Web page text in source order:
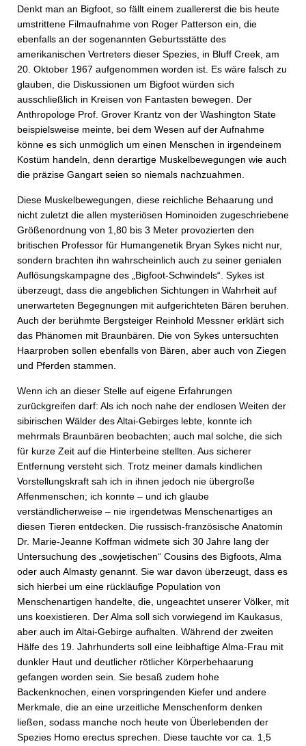
Denkt man an Bigfoot, so fällt einem zuallererst die bis heute
umstrittene Filmaufnahme von Roger Patterson ein, die
ebenfalls an der sogenannten Geburtsstätte des
amerikanischen Vertreters dieser Spezies, in Bluff Creek, am
20. Oktober 1967 aufgenommen worden ist. Es wäre falsch zu
glauben, die Diskussionen um Bigfoot würden sich
ausschließlich in Kreisen von Fantasten bewegen. Der
Anthropologe Prof. Grover Krantz von der Washington State
beispielsweise meinte, bei dem Wesen auf der Aufnahme
könne es sich unmöglich um einen Menschen in irgendeinem
Kostüm handeln, denn derartige Muskelbewegungen wie auch
die präzise Gangart seien so niemals nachzuahmen.
Diese Muskelbewegungen, diese reichliche Behaarung und
nicht zuletzt die allen mysteriösen Hominoiden zugeschriebene
Größenordnung von 1,80 bis 3 Meter provozierten den
britischen Professor für Humangenetik Bryan Sykes nicht nur,
sondern brachten ihn wahrscheinlich auch zu seiner genialen
Auflösungskampagne des „Bigfoot-Schwindels“. Sykes ist
überzeugt, dass die angeblichen Sichtungen in Wahrheit auf
unerwarteten Begegnungen mit aufgerichteten Bären beruhen.
Auch der berühmte Bergsteiger Reinhold Messner erklärt sich
das Phänomen mit Braunbären. Die von Sykes untersuchten
Haarproben sollen ebenfalls von Bären, aber auch von Ziegen
und Pferden stammen.
Wenn ich an dieser Stelle auf eigene Erfahrungen
zurückgreifen darf: Als ich noch nahe der endlosen Weiten der
sibirischen Wälder des Altai-Gebirges lebte, konnte ich
mehrmals Braunbären beobachten; auch mal solche, die sich
für kurze Zeit auf die Hinterbeine stellten. Aus sicherer
Entfernung versteht sich. Trotz meiner damals kindlichen
Vorstellungskraft sah ich in ihnen jedoch nie übergroße
Affenmenschen; ich konnte – und ich glaube
verständlicherweise – nie irgendetwas Menschenartiges an
diesen Tieren entdecken. Die russisch-französische Anatomin
Dr. Marie-Jeanne Koffman widmete sich 30 Jahre lang der
Untersuchung des „sowjetischen“ Cousins des Bigfoots, Alma
oder auch Almasty genannt. Sie war davon überzeugt, dass es
sich hierbei um eine rückläufige Population von
Menschenartigen handelte, die, ungeachtet unserer Völker, mit
uns koexistieren. Der Alma soll sich vorwiegend im Kaukasus,
aber auch im Altai-Gebirge aufhalten. Während der zweiten
Hälfe des 19. Jahrhunderts soll eine leibhaftige Alma-Frau mit
dunkler Haut und deutlicher rötlicher Körperbehaarung
gefangen worden sein. Sie besaß zudem hohe
Backenknochen, einen vorspringenden Kiefer und andere
Merkmale, die an eine urzeitliche Menschenform denken
ließen, sodass manche noch heute von Überlebenden der
Spezies Homo erectus sprechen. Diese tauchte vor ca. 1,5